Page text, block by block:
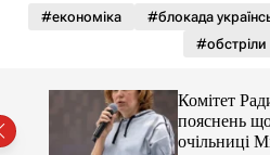
у
#економіка #блокада
Комітет
пояснень
очільниці